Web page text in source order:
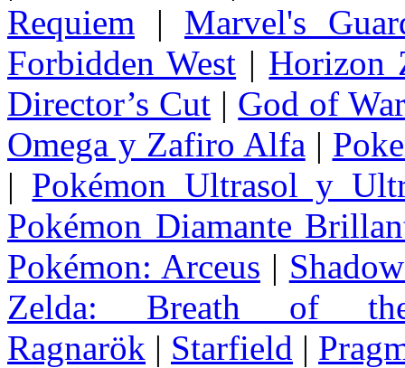
Requiem | Marvel's
Forbidden West | Horizon
Director’s Cut | God of
Omega y Zafiro Alfa |
| Pokémon Ultrasol y
Pokémon Diamante
Pokémon: Arceus |
Zelda: Breath of
Ragnarök | Starfield |